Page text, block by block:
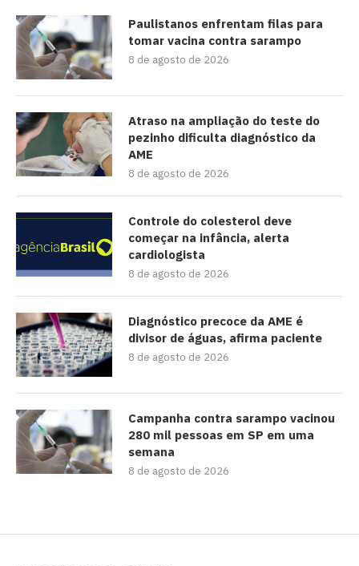
Paulistanos enfrentam filas para
tomar vacina contra sarampo
8 de agosto de 2026
Atraso na ampliação do teste do
pezinho dificulta diagnóstico da
AME
8 de agosto de 2026
Controle do colesterol deve
começar na infância, alerta
cardiologista
8 de agosto de 2026
Diagnóstico precoce da AME é
divisor de águas, afirma paciente
8 de agosto de 2026
Campanha contra sarampo vacinou
280 mil pessoas em SP em uma
semana
8 de agosto de 2026